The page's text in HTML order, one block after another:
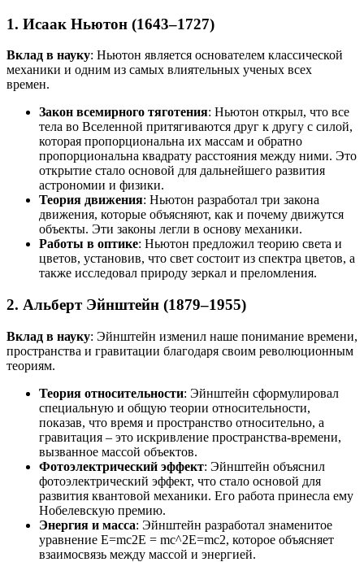
1. Исаак Ньютон (1643–1727)
Вклад в науку: Ньютон является основателем классической
механики и одним из самых влиятельных ученых всех
времен.
Закон всемирного тяготения: Ньютон открыл, что все
тела во Вселенной притягиваются друг к другу с силой,
которая пропорциональна их массам и обратно
пропорциональна квадрату расстояния между ними. Это
открытие стало основой для дальнейшего развития
астрономии и физики.
Теория движения: Ньютон разработал три закона
движения, которые объясняют, как и почему движутся
объекты. Эти законы легли в основу механики.
Работы в оптике: Ньютон предложил теорию света и
цветов, установив, что свет состоит из спектра цветов, а
также исследовал природу зеркал и преломления.
2. Альберт Эйнштейн (1879–1955)
Вклад в науку: Эйнштейн изменил наше понимание времени,
пространства и гравитации благодаря своим революционным
теориям.
Теория относительности: Эйнштейн сформулировал
специальную и общую теории относительности,
показав, что время и пространство относительно, а
гравитация – это искривление пространства-времени,
вызванное массой объектов.
Фотоэлектрический эффект: Эйнштейн объяснил
фотоэлектрический эффект, что стало основой для
развития квантовой механики. Его работа принесла ему
Нобелевскую премию.
Энергия и масса: Эйнштейн разработал знаменитое
уравнение E=mc2E = mc^2E=mc2, которое объясняет
взаимосвязь между массой и энергией.